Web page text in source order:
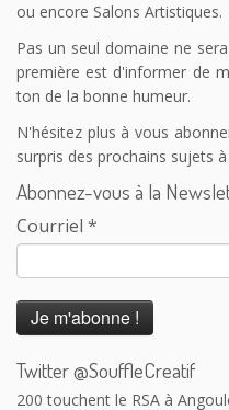
ou encore Salons Artistiques.
Pas un seul domaine ne
première est d'informer de
ton de la bonne humeur.
N'hésitez plus à vous
surpris des prochains sujets
Abonnez-vous à la
Courriel *
Twitter @SouffleCreatif
correctement sauf les
200 touchent le RSA à
sont pas bons...
19 h 59 min · 25 janvier 2023